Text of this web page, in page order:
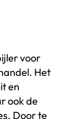
voor
Het
en
ook de
Door te